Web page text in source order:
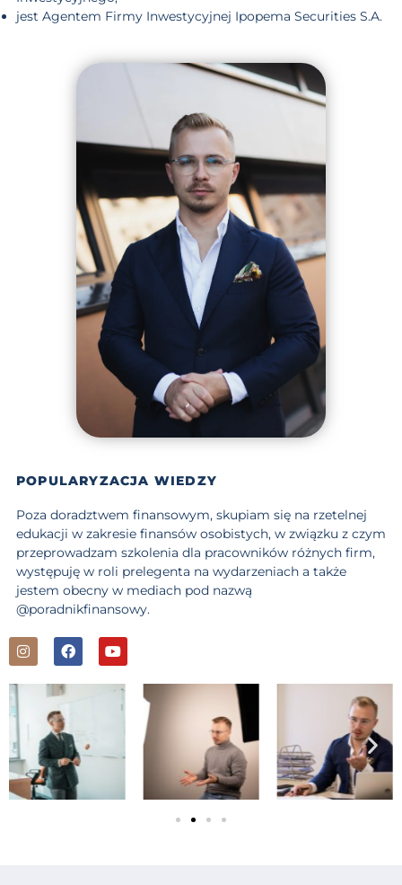
jest Agentem Firmy Inwestycyjnej Ipopema Securities S.A.
POPULARYZACJA WIEDZY
Poza doradztwem finansowym, skupiam się na rzetelnej
edukacji w zakresie finansów osobistych, w związku z czym
przeprowadzam szkolenia dla pracowników różnych firm,
występuję w roli prelegenta na wydarzeniach a także
jestem obecny w mediach pod nazwą
@poradnikfinansowy.